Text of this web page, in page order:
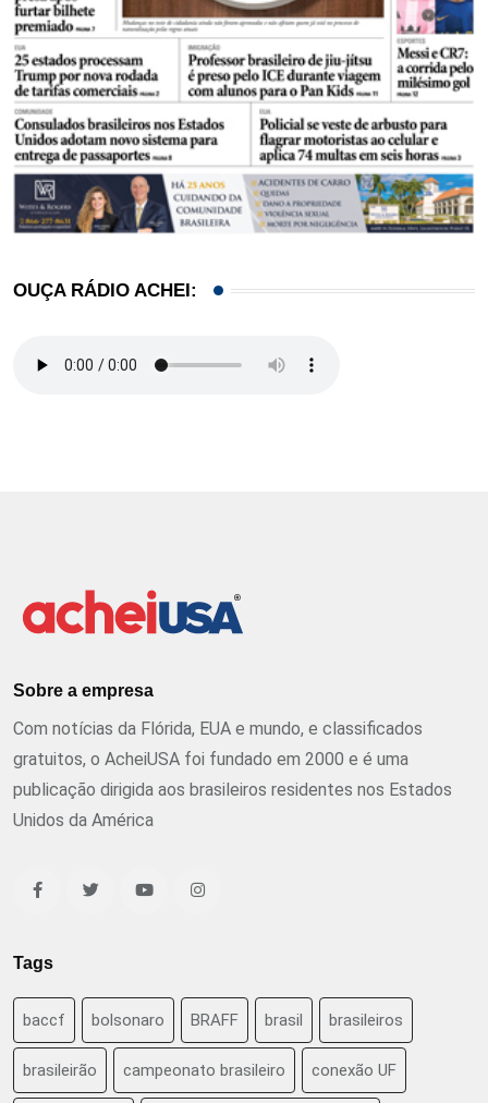
OUÇA RÁDIO ACHEI:
Sobre a empresa
Com notícias da Flórida, EUA e mundo, e classificados
gratuitos, o AcheiUSA foi fundado em 2000 e é uma
publicação dirigida aos brasileiros residentes nos Estados
Unidos da América
Tags
baccf bolsonaro BRAFF brasil brasileiros
brasileirão campeonato brasileiro conexão UF